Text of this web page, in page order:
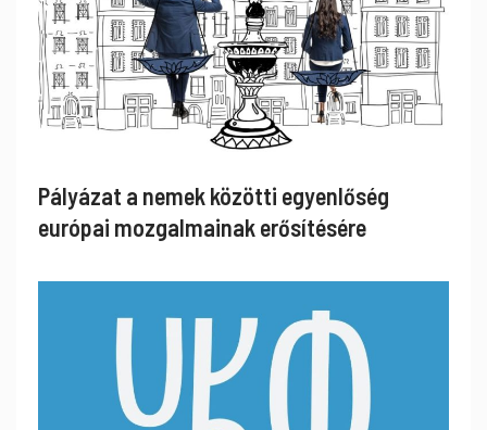
Pályázat a nemek közötti egyenlőség
európai mozgalmainak erősítésére